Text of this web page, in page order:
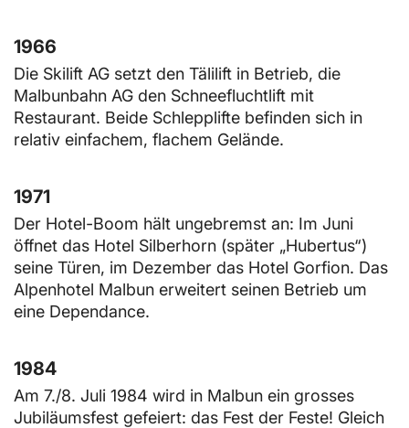
1966
Die Skilift AG setzt den Tälilift in Betrieb, die
Malbunbahn AG den Schneefluchtlift mit
Restaurant. Beide Schlepplifte befinden sich in
relativ einfachem, flachem Gelände.
1971
Der Hotel-Boom hält ungebremst an: Im Juni
öffnet das Hotel Silberhorn (später „Hubertus“)
seine Türen, im Dezember das Hotel Gorfion. Das
Alpenhotel Malbun erweitert seinen Betrieb um
eine Dependance.
1984
Am 7./8. Juli 1984 wird in Malbun ein grosses
Jubiläumsfest gefeiert: das Fest der Feste! Gleich